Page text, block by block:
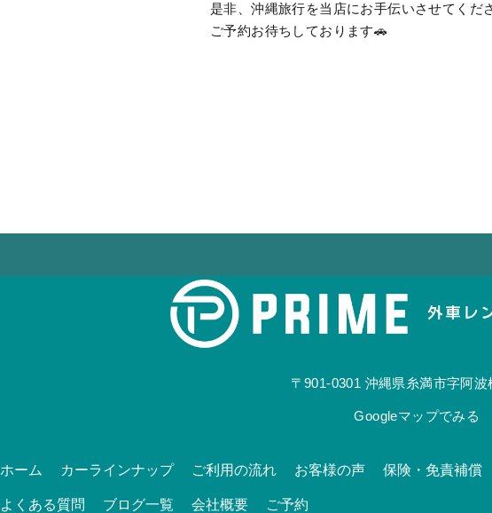
是非、沖縄旅行を当店にお手伝いさせてくだ
ご予約お待ちしております🚗
〒901-0301 沖縄県糸満市字阿波
Googleマップでみる
ホーム カーラインナップ ご利用の流れ お客様の声 保険・免責補償
よくある質問 ブログ一覧 会社概要 ご予約